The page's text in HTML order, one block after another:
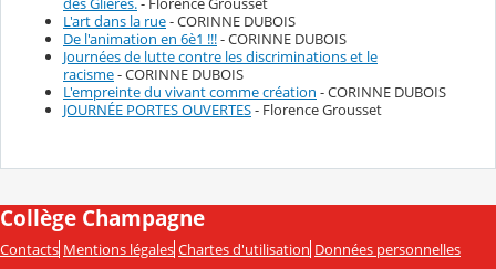
L'art dans la rue- CORINNE DUBOIS
De l'animation en 6è1 !!!- CORINNE DUBOIS
Journées de lutte contre les discriminations et le
racisme- CORINNE DUBOIS
L'empreinte du vivant comme création - CORINNE DUBOIS
JOURNÉE PORTES OUVERTES- Florence Grousset
Collège Champagne
Contacts Mentions légales Chartes d'utilisation Données personnelles